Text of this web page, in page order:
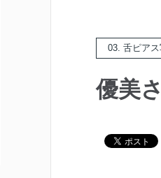
03. 舌ピア
優美